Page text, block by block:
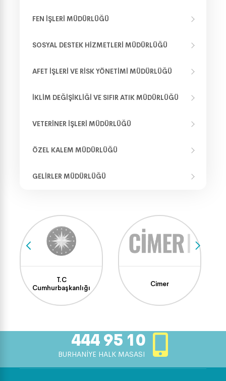
FEN İŞLERI MÜDÜRLÜĞÜ
SOSYAL DESTEK HIZMETLERI MÜDÜRLÜĞÜ
AFET İŞLERI VE RISK YÖNETIMI MÜDÜRLÜĞÜ
İKLIM DEĞIŞIKLIĞI VE SIFIR ATIK MÜDÜRLÜĞÜ
VETERINER İŞLERI MÜDÜRLÜĞÜ
ÖZEL KALEM MÜDÜRLÜĞÜ
GELIRLER MÜDÜRLÜĞÜ
T.C
Cumhurbaşkanlığı
Cimer
444 95 10
BURHANİYE HALK MASASI